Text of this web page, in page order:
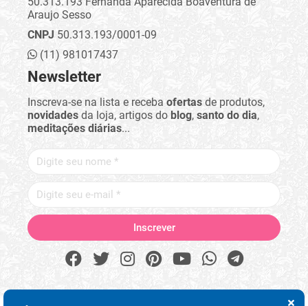
Araujo Sesso
CNPJ 50.313.193/0001-09
(11) 981017437
Newsletter
Inscreva-se na lista e receba ofertas de produtos,
novidades da loja, artigos do blog, santo do dia,
meditações diárias...